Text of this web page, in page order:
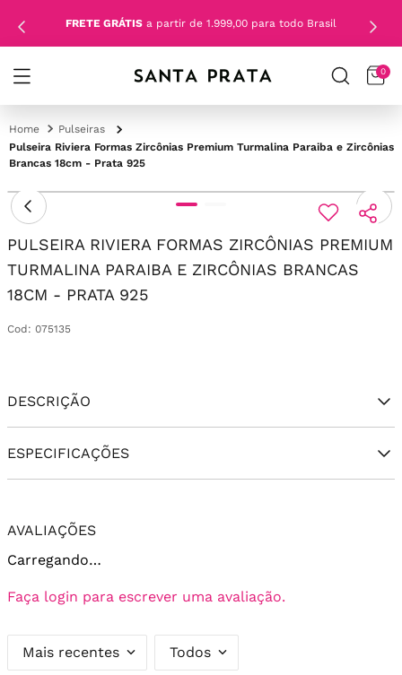
FRETE GRÁTIS a partir de 1.999,00 para todo Brasil
0
Pulseiras
Pulseira Riviera Formas Zircônias Premium Turmalina Paraiba e Zircônias
Brancas 18cm - Prata 925
PULSEIRA RIVIERA FORMAS ZIRCÔNIAS PREMIUM
TURMALINA PARAIBA E ZIRCÔNIAS BRANCAS
18CM - PRATA 925
Cod : 075135
DESCRIÇÃO
ESPECIFICAÇÕES
AVALIAÇÕES
Carregando…
Faça login para escrever uma avaliação.
Mais recentes Todos